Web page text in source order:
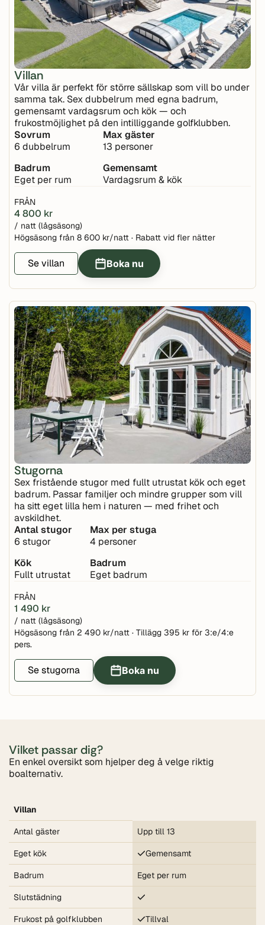
Villan
Vår villa är perfekt för större sällskap som vill bo under
samma tak. Sex dubbelrum med egna badrum,
gemensamt vardagsrum och kök — och
frukostmöjlighet på den intilliggande golfklubben.
Sovrum
6 dubbelrum
Max gäster
13 personer
Badrum
Eget per rum
Gemensamt
Vardagsrum & kök
FRÅN
4 800 kr
/ natt (lågsäsong)
Högsäsong från 8 600 kr/natt · Rabatt vid fler nätter
Se villan Boka nu
Stugorna
Sex fristående stugor med fullt utrustat kök och eget
badrum. Passar familjer och mindre grupper som vill
ha sitt eget lilla hem i naturen — med frihet och
avskildhet.
Antal stugor
6 stugor
Max per stuga
4 personer
Kök
Fullt utrustat
Badrum
Eget badrum
FRÅN
1 490 kr
/ natt (lågsäsong)
Högsäsong från 2 490 kr/natt · Tillägg 395 kr för 3:e/4:e
pers.
Se stugorna Boka nu
Vilket passar dig?
En enkel oversikt som hjelper deg å velge riktig
boalternativ.
Villan
Antal gäster Upp till 13
Eget kök Gemensamt
Badrum Eget per rum
Slutstädning
Frukost på golfklubben Tillval